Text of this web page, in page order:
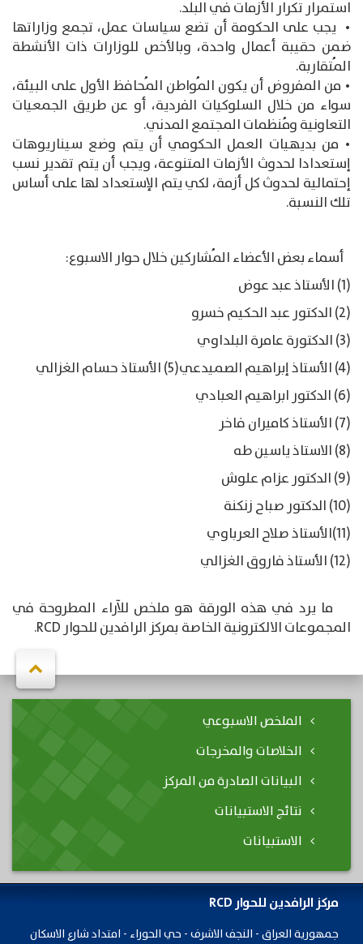
استمرار تكرار الأزمات في البلد.
• يجب على الحكومة أن تضع سياسات عمل، تجمع وزاراتها
ضمن حقيبة أعمال واحدة، وبالأخص للوزارات ذات الأنشطة
المُتقاربة.
• من المفروض أن يكون المُواطن المُحافظ الأول على البيئة،
سواء من خلال السلوكيات الفردية، أو عن طريق الجمعيات
التعاونية ومُنظمات المجتمع المدني.
• من بديهيات العمل الحكومي أن يتم وضع سيناريوهات
إستعدادا لحدوث الأزمات المتنوعة، ويجب أن يتم تقدير نسب
إحتمالية لحدوث كل أزمة، لكي يتم الإستعداد لها على أساس
تلك النسبة.
أسماء بعض الأعضاء المُشاركين خلال حوار الاسبوع:
(1) الأستاذ عبد عوض
(2) الدكتور عبد الحكيم خسرو
(3) الدكتورة عامرة البلداوي
(4) الأستاذ إبراهيم الصميدعي(5) الأستاذ حسام الغزالي
(6) الدكتور ابراهيم العبادي
(7) الأستاذ كاميران فاخر
(8) الاستاذ ياسين طه
(9) الدكتور عزام علوش
(10) الدكتور صباح زنكنة
(11)الأستاذ صلاح العرباوي
(12) الأستاذ فاروق الغزالي
ما يرد في هذه الورقة هو ملخص للآراء المطروحة في
المجموعات الالكترونية الخاصة بمركز الرافدين للحوار RCD.
الملخص الاسبوعي
الخلاصات والمخرجات
البيانات الصادرة من المركز
نتائج الاستبيانات
الاستبيانات
مركز الرافدين للحوار RCD
جمهورية ​العراق - النجف الاشرف - حي الحوراء - امتداد شارع الاسكان